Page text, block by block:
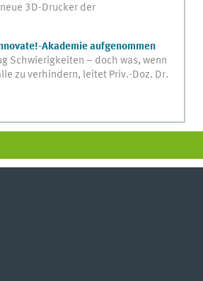
3D-Drucker der
Akademie aufgenommen
Schwierigkeiten – doch was, wenn
zu verhindern, leitet Priv.-Doz. Dr.